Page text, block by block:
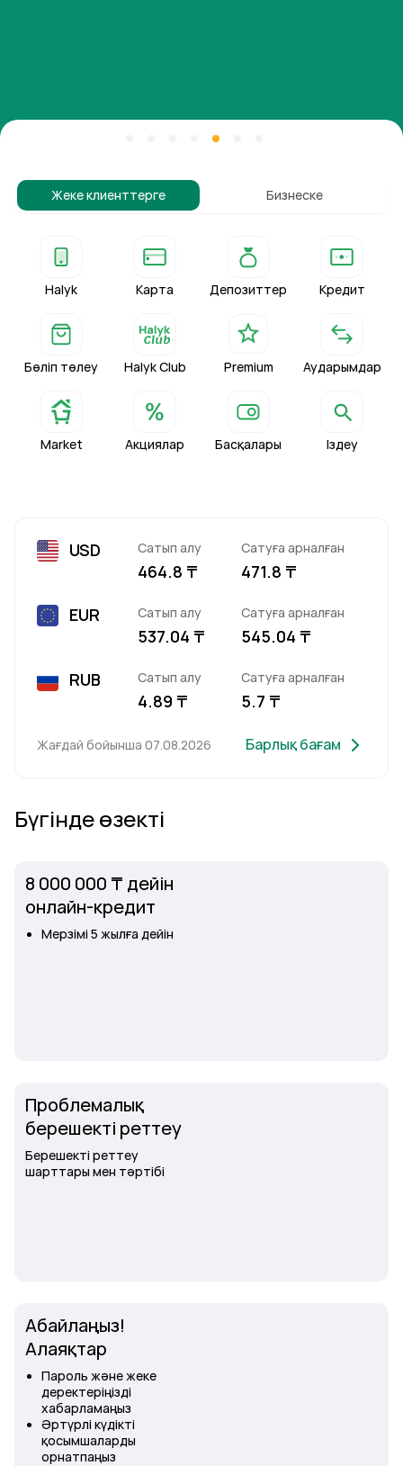
Жеке клиенттерге Бизнеске
Halyk Карта Депозиттер Кредит
Бөліп төлеу Halyk Club Premium Аударымдар
Market Акциялар Басқалары Іздеу
USD Сатып алу
464.8 ₸
Сатуға арналған
471.8 ₸
EUR Сатып алу
537.04 ₸
Сатуға арналған
545.04 ₸
RUB Сатып алу
4.89 ₸
Сатуға арналған
5.7 ₸
Жағдай бойынша 07.08.2026 Барлық бағам
Бүгінде өзекті
8 000 000 ₸ дейін
онлайн-кредит
Мерзімі 5 жылға дейін
Проблемалық
берешекті реттеу
Берешекті реттеу
шарттары мен тәртібі
Абайлаңыз!
Алаяқтар
Пароль және жеке
деректеріңізді
хабарламаңыз
Әртүрлі күдікті
қосымшаларды
орнатпаңыз